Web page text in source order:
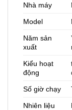
Nhà máy
Model
Năm sản
xuất
Kiểu hoạt
động
Số giờ chạy
Nhiên liệu